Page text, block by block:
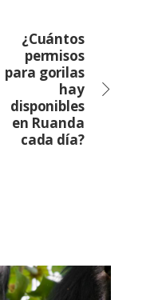
¿Cuántos
permisos
para gorilas
hay
disponibles
en Ruanda
cada día?